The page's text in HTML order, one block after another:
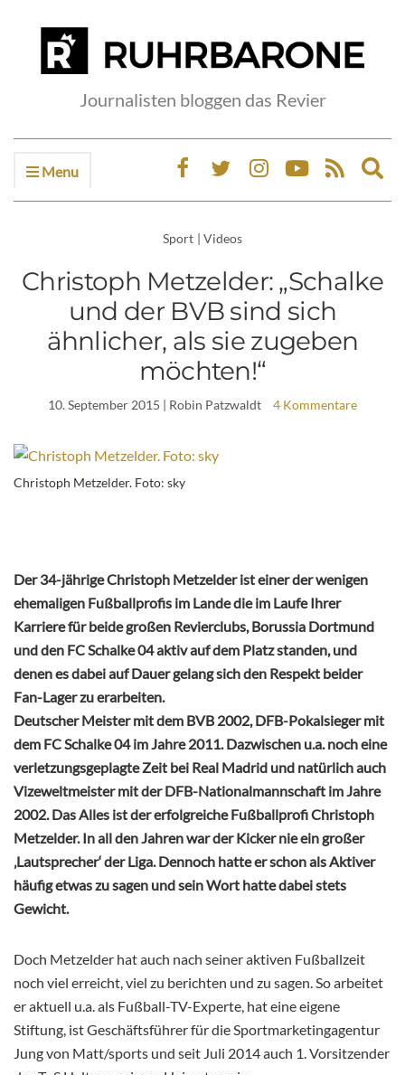
Journalisten bloggen das Revier
Menu
Sport | Videos
Christoph Metzelder: „Schalke
und der BVB sind sich
ähnlicher, als sie zugeben
möchten!“
10. September 2015 | Robin Patzwaldt 4 Kommentare
Christoph Metzelder. Foto: sky
Der 34-jährige Christoph Metzelder ist einer der wenigen
ehemaligen Fußballprofis im Lande die im Laufe Ihrer
Karriere für beide großen Revierclubs, Borussia Dortmund
und den FC Schalke 04 aktiv auf dem Platz standen, und
denen es dabei auf Dauer gelang sich den Respekt beider
Fan-Lager zu erarbeiten.
Deutscher Meister mit dem BVB 2002, DFB-Pokalsieger mit
dem FC Schalke 04 im Jahre 2011. Dazwischen u.a. noch eine
verletzungsgeplagte Zeit bei Real Madrid und natürlich auch
Vizeweltmeister mit der DFB-Nationalmannschaft im Jahre
2002. Das Alles ist der erfolgreiche Fußballprofi Christoph
Metzelder. In all den Jahren war der Kicker nie ein großer
‚Lautsprecher‘ der Liga. Dennoch hatte er schon als Aktiver
häufig etwas zu sagen und sein Wort hatte dabei stets
Gewicht.
Doch Metzelder hat auch nach seiner aktiven Fußballzeit
noch viel erreicht, viel zu berichten und zu sagen. So arbeitet
er aktuell u.a. als Fußball-TV-Experte, hat eine eigene
Stiftung, ist Geschäftsführer für die Sportmarketingagentur
Jung von Matt/sports und seit Juli 2014 auch 1. Vorsitzender